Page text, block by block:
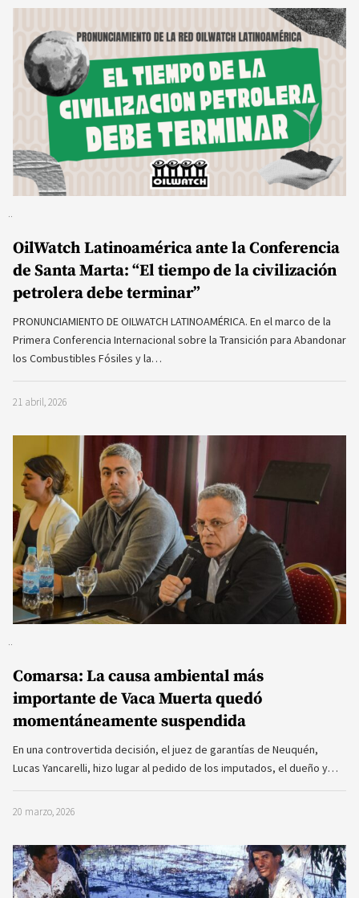
OilWatch Latinoamérica ante la Conferencia
de Santa Marta: “El tiempo de la civilización
petrolera debe terminar”
PRONUNCIAMIENTO DE OILWATCH LATINOAMÉRICA. En el marco de la
Primera Conferencia Internacional sobre la Transición para Abandonar
los Combustibles Fósiles y la…
21 abril, 2026
Comarsa: La causa ambiental más
importante de Vaca Muerta quedó
momentáneamente suspendida
En una controvertida decisión, el juez de garantías de Neuquén,
Lucas Yancarelli, hizo lugar al pedido de los imputados, el dueño y…
20 marzo, 2026